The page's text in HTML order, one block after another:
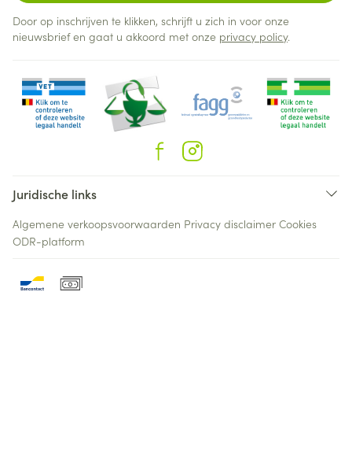
Door op inschrijven te klikken, schrijft u zich in voor onze
nieuwsbrief en gaat u akkoord met onze privacy policy.
Juridische links
Algemene verkoopsvoorwaarden Privacy disclaimer Cookies
ODR-platform